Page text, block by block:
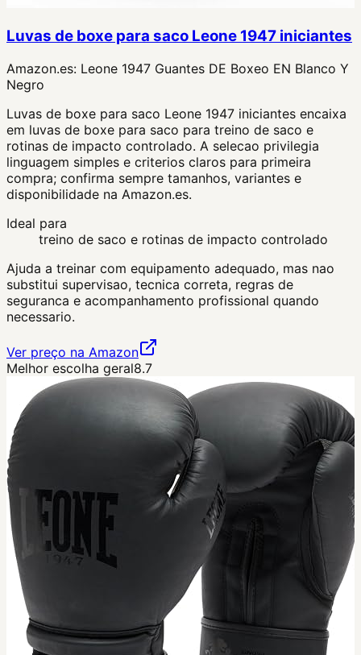
Luvas de boxe para saco Leone 1947 iniciantes
Amazon.es: Leone 1947 Guantes DE Boxeo EN Blanco Y
Negro
Luvas de boxe para saco Leone 1947 iniciantes encaixa
em luvas de boxe para saco para treino de saco e
rotinas de impacto controlado. A selecao privilegia
linguagem simples e criterios claros para primeira
compra; confirma sempre tamanhos, variantes e
disponibilidade na Amazon.es.
Ideal para
treino de saco e rotinas de impacto controlado
Ajuda a treinar com equipamento adequado, mas nao
substitui supervisao, tecnica correta, regras de
seguranca e acompanhamento profissional quando
necessario.
Ver preço na Amazon
Melhor escolha geral8.7